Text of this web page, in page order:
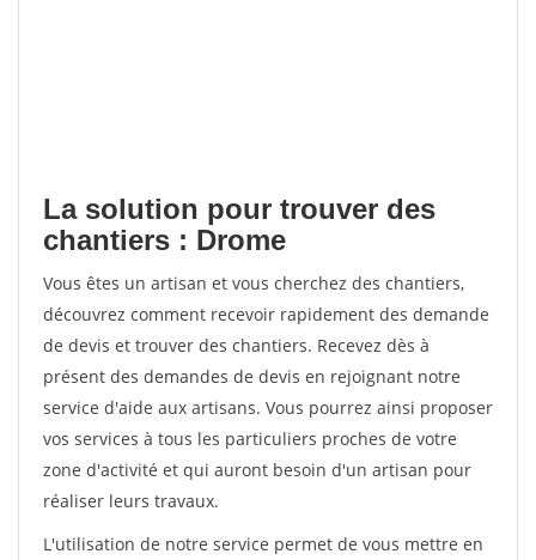
La solution pour trouver des
chantiers : Drome
Vous êtes un artisan et vous cherchez des chantiers,
découvrez comment recevoir rapidement des demande
de devis et trouver des chantiers. Recevez dès à
présent des demandes de devis en rejoignant notre
service d'aide aux artisans. Vous pourrez ainsi proposer
vos services à tous les particuliers proches de votre
zone d'activité et qui auront besoin d'un artisan pour
réaliser leurs travaux.
L'utilisation de notre service permet de vous mettre en